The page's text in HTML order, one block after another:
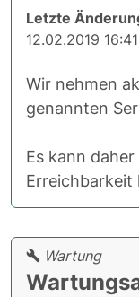
Letzte
12.02.2019
Wir nehmen
genannten
Es kann
Erreichbarkeit
Wartung